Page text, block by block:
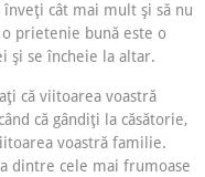
cât mai mult şi să nu
prietenie bună este o
şi se încheie la altar.
că viitoarea voastră
că gândiţi la căsătorie,
voastră familie.
dintre cele mai frumoase